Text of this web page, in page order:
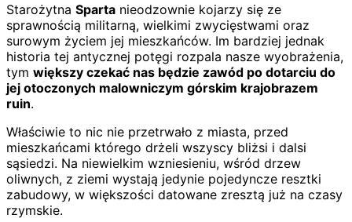
Starożytna Sparta nieodzownie kojarzy się ze
sprawnością militarną, wielkimi zwycięstwami oraz
surowym życiem jej mieszkańców. Im bardziej jednak
historia tej antycznej potęgi rozpala nasze wyobrażenia,
tym większy czekać nas będzie zawód po dotarciu do
jej otoczonych malowniczym górskim krajobrazem
ruin.
Właściwie to nic nie przetrwało z miasta, przed
mieszkańcami którego drżeli wszyscy bliżsi i dalsi
sąsiedzi. Na niewielkim wzniesieniu, wśród drzew
oliwnych, z ziemi wystają jedynie pojedyncze resztki
zabudowy, w większości datowane zresztą już na czasy
rzymskie.